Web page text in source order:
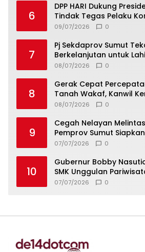
6
DPP HARI Dukung
Tindak Tegas Pelaku
Tebang Pilih
09/07/2026 0
7
Pj Sekdaprov Sumut
Berkelanjutan untuk
Qurani Berkarakter
08/07/2026 0
8
Gerak Cepat
Tanah Wakaf, Kanwil
Lintas Instansi Bahas
08/07/2026 0
9
Cegah Nelayan
Pemprov Sumut
Strategis
07/07/2026 0
10
Gubernur Bobby
SMK Unggulan
Boarding School di
07/07/2026 0